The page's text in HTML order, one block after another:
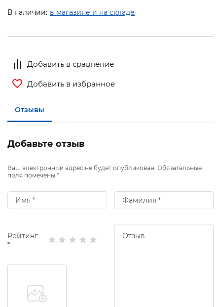
В наличии: в магазине и на складе
Добавить в сравнение
Добавить в избранное
Отзывы
Добавьте отзыв
Ваш электронный адрес не будет опубликован. Обязательные
поля помечены *
Рейтинг
*